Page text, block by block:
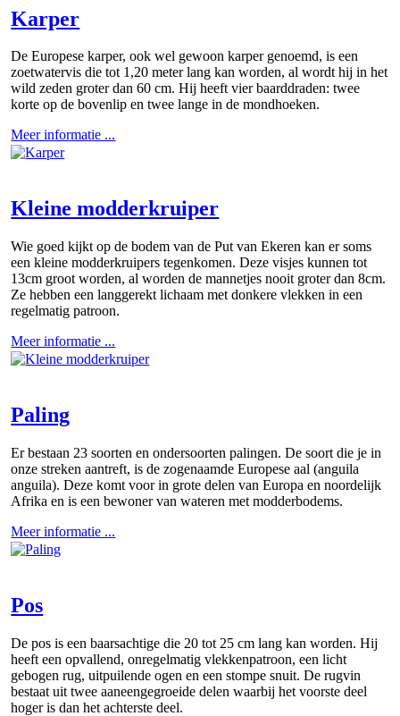
Karper
De Europese karper, ook wel gewoon karper genoemd, is een
zoetwatervis die tot 1,20 meter lang kan worden, al wordt hij in het
wild zeden groter dan 60 cm. Hij heeft vier baarddraden: twee
korte op de bovenlip en twee lange in de mondhoeken.
Meer informatie ...
Kleine modderkruiper
Wie goed kijkt op de bodem van de Put van Ekeren kan er soms
een kleine modderkruipers tegenkomen. Deze visjes kunnen tot
13cm groot worden, al worden de mannetjes nooit groter dan 8cm.
Ze hebben een langgerekt lichaam met donkere vlekken in een
regelmatig patroon.
Meer informatie ...
Paling
Er bestaan 23 soorten en ondersoorten palingen. De soort die je in
onze streken aantreft, is de zogenaamde Europese aal (anguila
anguila). Deze komt voor in grote delen van Europa en noordelijk
Afrika en is een bewoner van wateren met modderbodems.
Meer informatie ...
Pos
De pos is een baarsachtige die 20 tot 25 cm lang kan worden. Hij
heeft een opvallend, onregelmatig vlekkenpatroon, een licht
gebogen rug, uitpuilende ogen en een stompe snuit. De rugvin
bestaat uit twee aaneengegroeide delen waarbij het voorste deel
hoger is dan het achterste deel.